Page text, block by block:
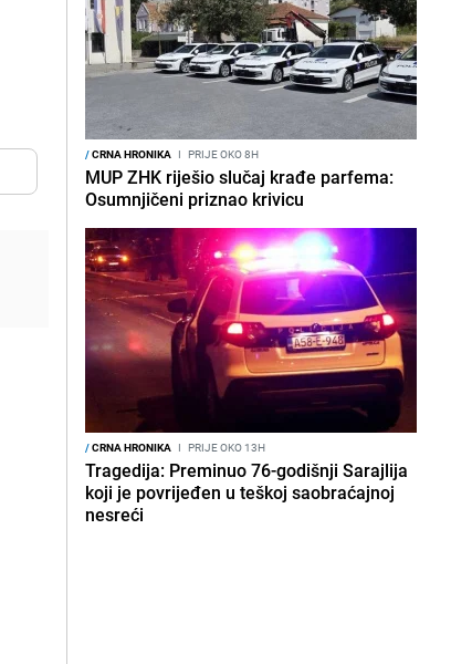
/CRNA HRONIKA I PRIJE OKO 8H
MUP ZHK riješio slučaj krađe parfema:
Osumnjičeni priznao krivicu
/CRNA HRONIKA I PRIJE OKO 13H
Tragedija: Preminuo 76-godišnji Sarajlija
koji je povrijeđen u teškoj saobraćajnoj
nesreći